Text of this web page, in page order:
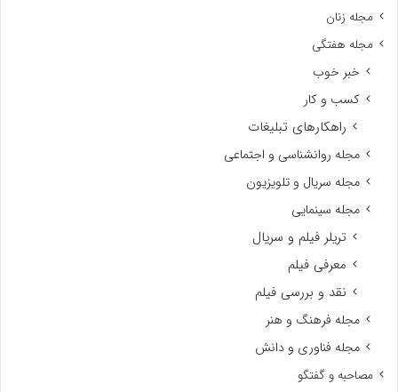
مجله زنان
مجله هفتگی
خبر خوب
کسب و کار
راهکارهای تبلیغات
مجله روانشناسی و اجتماعی
مجله سریال و تلویزیون
مجله سینمایی
تریلر فیلم و سریال
معرفی فیلم
نقد و بررسی فیلم
مجله فرهنگ و هنر
مجله فناوری و دانش
مصاحبه و گفتگو